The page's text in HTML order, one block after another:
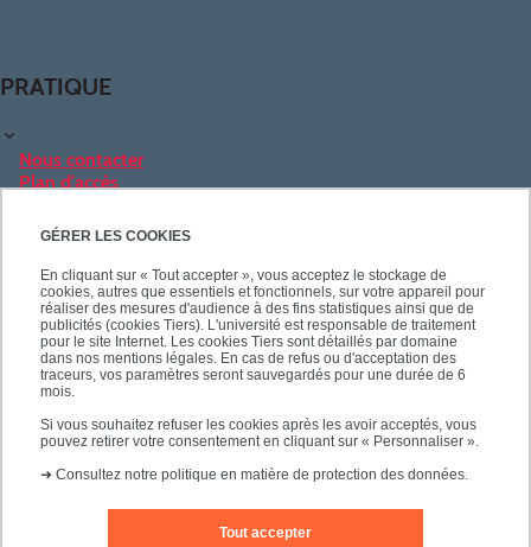
GÉRER LES COOKIES
En cliquant sur « Tout accepter », vous acceptez le stockage de
cookies, autres que essentiels et fonctionnels, sur votre appareil pour
réaliser des mesures d'audience à des fins statistiques ainsi que de
publicités (cookies Tiers). L'université est responsable de traitement
pour le site Internet. Les cookies Tiers sont détaillés par domaine
dans nos mentions légales. En cas de refus ou d'acceptation des
traceurs, vos paramètres seront sauvegardés pour une durée de 6
mois.
Si vous souhaitez refuser les cookies après les avoir acceptés, vous
pouvez retirer votre consentement en cliquant sur « Personnaliser ».
➜ Consultez notre politique en matière de protection des données.
Tout accepter
PRATIQUE
Nous contacter
Plan d'accès
Youtube
NOS FORMATIONS
Licences
Doubles licences
Licences pro
Masters
Préparations aux concours
Formation continue